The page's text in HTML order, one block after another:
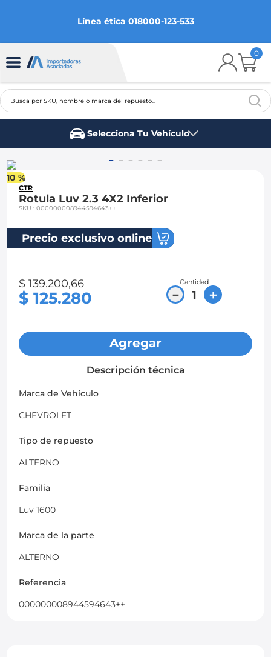
Línea ética 018000-123-533
0
Busca por SKU, nombre o marca del repuesto...
Selecciona Tu Vehículo
10 %
CTR
Rotula Luv 2.3 4X2 Inferior
SKU:000000008944594643++
Precio exclusivo online
$ 139.200,66
$ 125.280
Cantidad
＋
－
Agregar
Descripción técnica
Marca de Vehículo
CHEVROLET
Tipo de repuesto
ALTERNO
Familia
Luv 1600
Marca de la parte
ALTERNO
Referencia
000000008944594643++
2
3.
spark gt
ford fiesta
5.
optra
6.
mazda 3
chevrolet spark gt
. chevrolet sail